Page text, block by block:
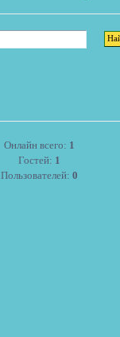
Онлайн всего: 1
Гостей: 1
Пользователей: 0